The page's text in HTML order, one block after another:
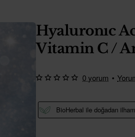
Hyaluronıc
Vitamin C /
BioHerbal ile doğadan
0 yorum •